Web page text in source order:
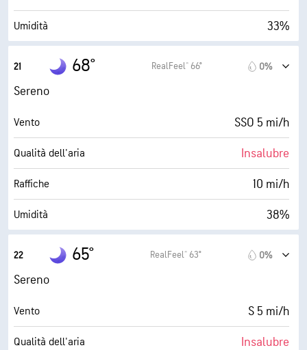
Umidità 33%
Punto di rugiada
AccuLumen Brightness Index™
Nuvolosità 0%
Visibilità 9 mi
Strato di nuvole 30000 ft
21 68° RealFeel® 66° 0%
Sereno
Vento SSO 5 mi/h
Qualità dell'aria Insalubre
Raffiche 10 mi/h
Umidità 38%
Punto di rugiada
AccuLumen Brightness Index™
Nuvolosità 0%
Visibilità 9 mi
22 65° RealFeel® 63° 0%
Sereno
Vento S 5 mi/h
Qualità dell'aria Insalubre